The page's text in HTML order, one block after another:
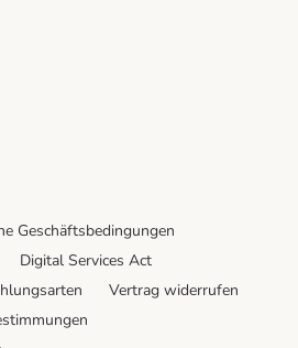
Geschäftsbedingungen
Digital Services Act
Vertrag widerrufen